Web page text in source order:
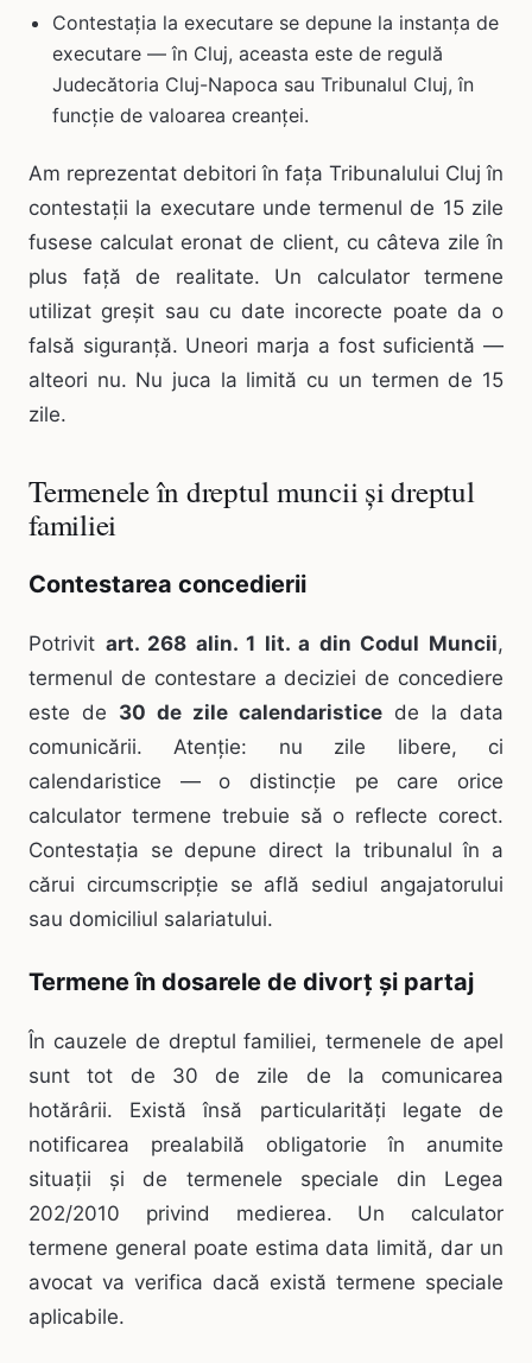
Contestația la executare se depune la instanța de
executare — în Cluj, aceasta este de regulă
Judecătoria Cluj-Napoca sau Tribunalul Cluj, în
funcție de valoarea creanței.
Am reprezentat debitori în fața Tribunalului Cluj în
contestații la executare unde termenul de 15 zile
fusese calculat eronat de client, cu câteva zile în
plus față de realitate. Un calculator termene
utilizat greșit sau cu date incorecte poate da o
falsă siguranță. Uneori marja a fost suficientă —
alteori nu. Nu juca la limită cu un termen de 15
zile.
Termenele în dreptul muncii și dreptul
familiei
Contestarea concedierii
Potrivit art. 268 alin. 1 lit. a din Codul Muncii,
termenul de contestare a deciziei de concediere
este de 30 de zile calendaristice de la data
comunicării. Atenție: nu zile libere, ci
calendaristice — o distincție pe care orice
calculator termene trebuie să o reflecte corect.
Contestația se depune direct la tribunalul în a
cărui circumscripție se află sediul angajatorului
sau domiciliul salariatului.
Termene în dosarele de divorț și partaj
În cauzele de dreptul familiei, termenele de apel
sunt tot de 30 de zile de la comunicarea
hotărârii. Există însă particularități legate de
notificarea prealabilă obligatorie în anumite
situații și de termenele speciale din Legea
202/2010 privind medierea. Un calculator
termene general poate estima data limită, dar un
avocat va verifica dacă există termene speciale
aplicabile.